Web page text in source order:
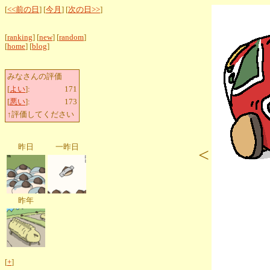
[<<前の日 ] [今月 ] [次の日>>]
[ranking] [new] [random]
[home] [blog]
みなさんの評価
[よい]:
171
[悪い]:
173
↑評価してください
昨日 一昨日
昨年
[+]
<